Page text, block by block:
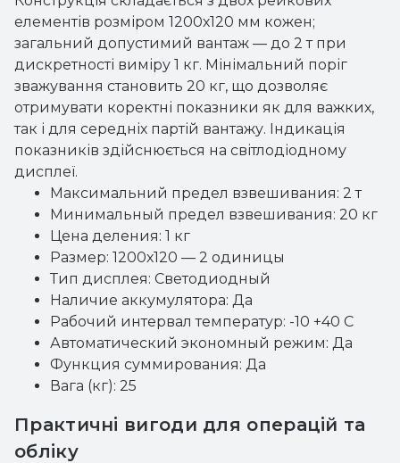
елементів розміром 1200х120 мм кожен;
загальний допустимий вантаж — до 2 т при
дискретності виміру 1 кг. Мінімальний поріг
зважування становить 20 кг, що дозволяє
отримувати коректні показники як для важких,
так і для середніх партій вантажу. Індикація
показників здійснюється на світлодіодному
дисплеї.
Максимальний предел взвешивания: 2 т
Минимальный предел взвешивания: 20 кг
Цена деления: 1 кг
Размер: 1200х120 — 2 одиницы
Тип дисплея: Светодиодный
Наличие аккумулятора: Да
Рабочий интервал температур: -10 +40 С
Автоматический экономный режим: Да
Функция суммирования: Да
Вага (кг): 25
Практичні вигоди для операцій та
обліку